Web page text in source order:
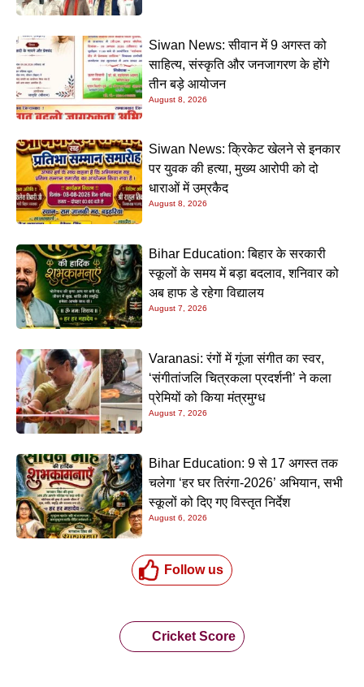
Siwan News: सीवान में 9 अगस्त को
साहित्य, संस्कृति और जनजागरण के होंगे
तीन बड़े आयोजन
August 8, 2026
Siwan News: क्रिकेट खेलने से इनकार
पर युवक की हत्या, मुख्य आरोपी को दो
धाराओं में उम्रकैद
August 8, 2026
Bihar Education: बिहार के सरकारी
स्कूलों के समय में बड़ा बदलाव, शनिवार को
अब हाफ डे रहेगा विद्यालय
August 7, 2026
Varanasi: रंगों में गूंजा संगीत का स्वर,
‘संगीतांजलि चित्रकला प्रदर्शनी’ ने कला
प्रेमियों को किया मंत्रमुग्ध
August 7, 2026
Bihar Education: 9 से 17 अगस्त तक
चलेगा ‘हर घर तिरंगा-2026’ अभियान, सभी
स्कूलों को दिए गए विस्तृत निर्देश
August 6, 2026
Follow us
Cricket Score